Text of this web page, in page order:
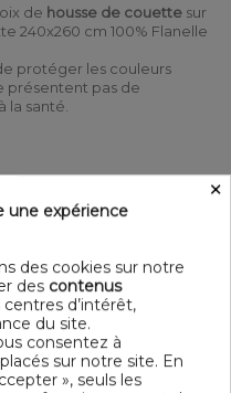
de housse de couette sur
240x260 cm 100% Flanelle
protéger les couleurs
présentent pas de
la santé.
à 40°C
et Boutons en bois
×
une expérience
des cookies sur notre
des contenus
d’intérêt,
du site.
consentez à
sur notre site. En
», seuls les